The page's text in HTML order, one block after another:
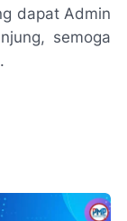
dapat Admin
semoga